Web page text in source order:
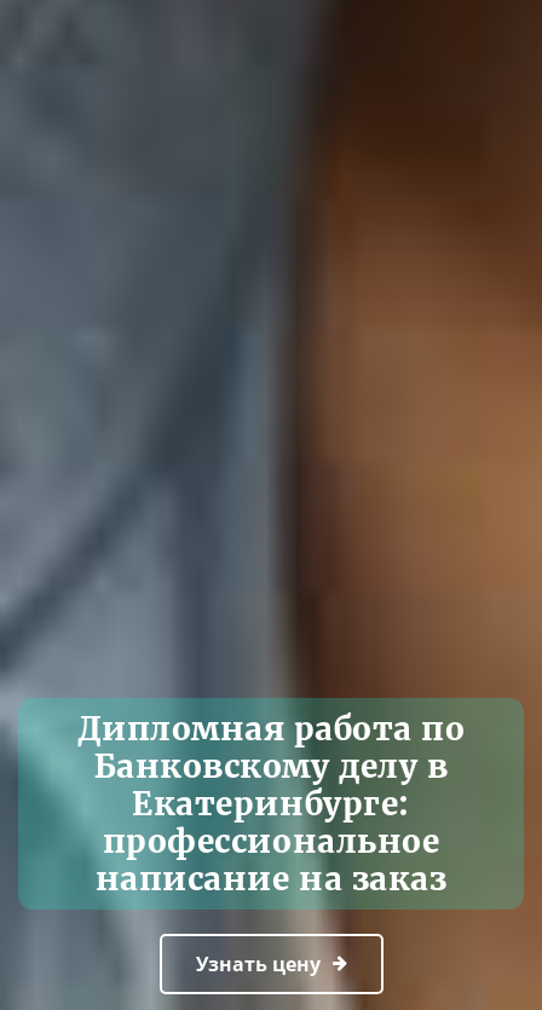
Дипломная работа по
Банковскому делу в
Екатеринбурге:
профессиональное
написание на заказ
Узнать цену